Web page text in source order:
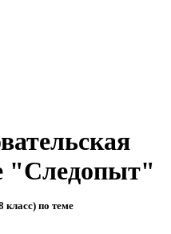
"Следопыт"
класс) по теме